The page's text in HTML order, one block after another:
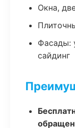
Окна,
Фасады:
сайдинг